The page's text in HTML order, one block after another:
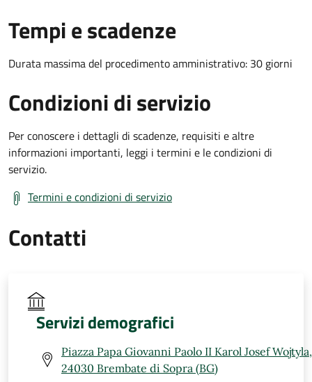
Tempi e scadenze
Durata massima del procedimento amministrativo: 30 giorni
Condizioni di servizio
Per conoscere i dettagli di scadenze, requisiti e altre
informazioni importanti, leggi i termini e le condizioni di
servizio.
Termini e condizioni di servizio
Contatti
Servizi demografici
Piazza Papa Giovanni Paolo II Karol Josef
24030 Brembate di Sopra (BG)